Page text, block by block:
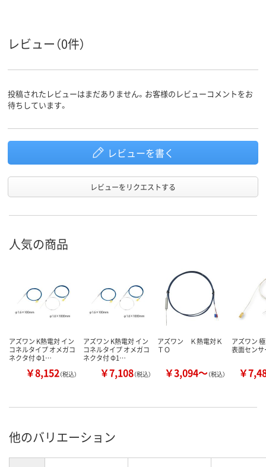
レビュー（0件）
投稿されたレビューはまだありません。お客様のレビューコメントをお
待ちしています。
レビューを書く
レビューをリクエストする
人気の商品
アズワン K熱電対 イン
コネルタイプ オメガコ
ネクタ付 Φ1…
￥8,152（税込）
アズワン K熱電対 イン
コネルタイプ オメガコ
ネクタ付 Φ1…
￥7,108（税込）
アズワン Ｋ熱電対Ｋ
ＴＯ
￥3,094～（税込）
アズワン
表面センサ
￥
他のバリエーション